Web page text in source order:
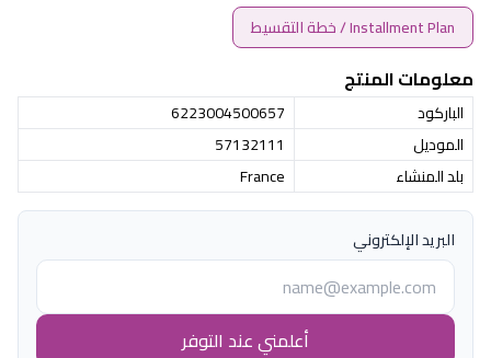
Installment Plan / خطة التقسيط
معلومات المنتج
الباركود
6223004500657
الموديل
57132111
بلد المنشاء
France
البريد الإلكتروني
أعلمني عند التوفر